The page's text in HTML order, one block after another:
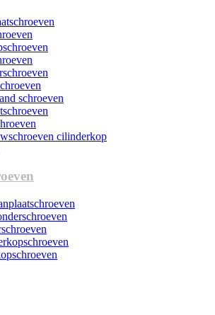
schroeven
cilinderkop